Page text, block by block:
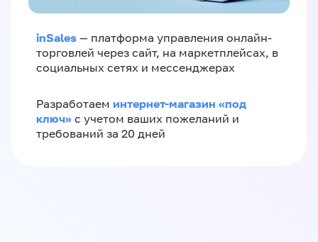
inSales — платформа управления онлайн-
торговлей через сайт, на маркетплейсах, в
социальных сетях и мессенджерах
Разработаем интернет-магазин «‎под
ключ»‎ с учетом ваших пожеланий и
требований за 20 дней